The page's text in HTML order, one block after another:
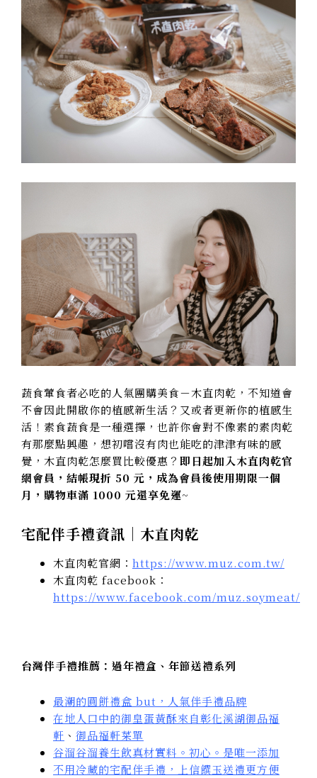
蔬食葷食者必吃的人氣團購美食－木直肉乾，不知道會
不會因此開啟你的植感新生活？又或者更新你的植感生
活！素食蔬食是一種選擇，也許你會對不像素的素肉乾
有那麼點興趣，想初嚐沒有肉也能吃的津津有味的感
覺，木直肉乾怎麼買比較優惠？ 即日起加入木直肉乾官
網會員，結帳現折 50 元，成為會員後使用期限一個
月，購物車滿 1000 元還享免運~
宅配伴手禮資訊｜木直肉乾
木直肉乾官網： https://www.muz.com.tw/
木直肉乾 facebook：
https://www.facebook.com/muz.soymeat/
台灣伴手禮推薦：過年禮盒、年節送禮系列
最潮的圓餅禮盒 but，人氣伴手禮品牌
在地人口中的御皇蛋黃酥來自彰化溪湖御品福
軒 、 御品福軒菜單
谷溜谷溜養生飲真材實料。初心。是唯一添加
不用冷藏的宅配伴手禮，上信饌玉送禮更方便